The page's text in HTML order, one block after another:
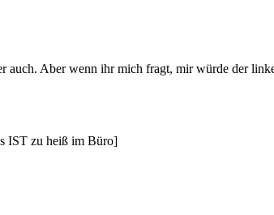
auch. Aber wenn ihr mich fragt, mir würde der
IST zu heiß im Büro]